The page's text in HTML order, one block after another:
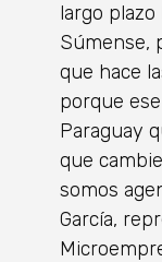
largo plazo
Súmense,
que hace
porque
Paraguay
que
somos
García,